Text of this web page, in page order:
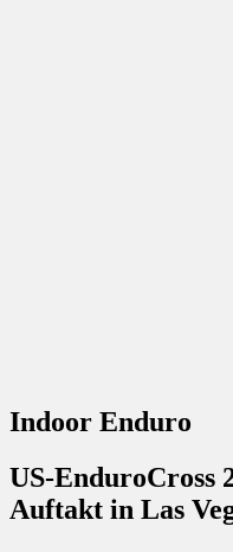
Indoor Enduro
US-EnduroCross
Auftakt in Las